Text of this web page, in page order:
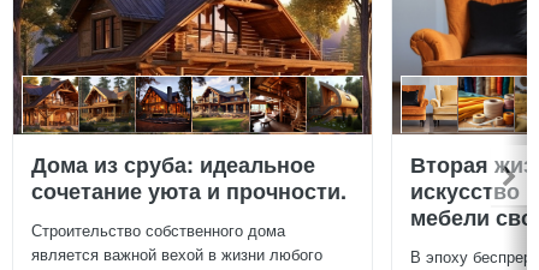
Дома из сруба: идеальное
сочетание уюта и прочности.
Строительство собственного дома
является важной вехой в жизни любого
Вторая
искусство
мебели
В эпоху